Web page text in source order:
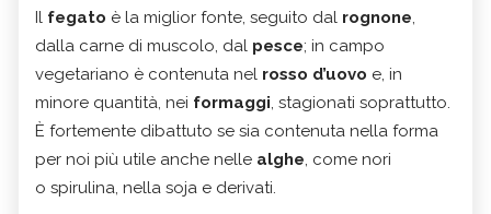
Il fegato è la miglior fonte, seguito dal rognone,
dalla carne di muscolo, dal pesce; in campo
vegetariano è contenuta nel rosso d’uovo e, in
minore quantità, nei formaggi, stagionati soprattutto.
È fortemente dibattuto se sia contenuta nella forma
per noi più utile anche nelle alghe, come nori
o spirulina, nella soja e derivati.